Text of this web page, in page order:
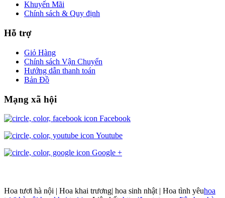
Khuyến Mãi
Chính sách & Quy định
Hỗ trợ
Giỏ Hàng
Chính sách Vận Chuyển
Hướng dẫn thanh toán
Bản Đồ
Mạng xã hội
Facebook
Youtube
Google +
Hoa tươi hà nội | Hoa khai trương| hoa sinh nhật | Hoa tình yêuhoa